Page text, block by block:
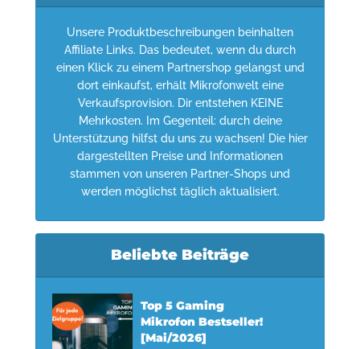
Unsere Produktbeschreibungen beinhalten
Affiliate Links. Das bedeutet, wenn du durch
einen Klick zu einem Partnershop gelangst und
dort einkaufst, erhält Mikrofonwelt eine
Verkaufsprovision. Dir entstehen KEINE
Mehrkosten. Im Gegenteil: durch deine
Unterstützung hilfst du uns zu wachsen! Die hier
dargestellten Preise und Informationen
stammen von unseren Partner-Shops und
werden möglichst täglich aktualisiert.
Beliebte Beiträge
Top 5 Gaming
Mikrofon Bestseller!
[Mai/2026]